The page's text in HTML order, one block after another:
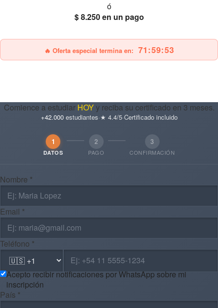
ó
$ 8.250en un pago
🔥 Oferta especial termina en: 71:59:51
Comience a estudiar HOYy reciba su certificado en 3 meses.
+42.000estudiantes·★ 4.4/5·Certificado incluido
1
DATOS
2
PAGO
3
CONFIRMACIÓN
Nombre *
Email *
Teléfono *
Acepto recibir notificaciones por WhatsApp sobre mi
inscripción
País *